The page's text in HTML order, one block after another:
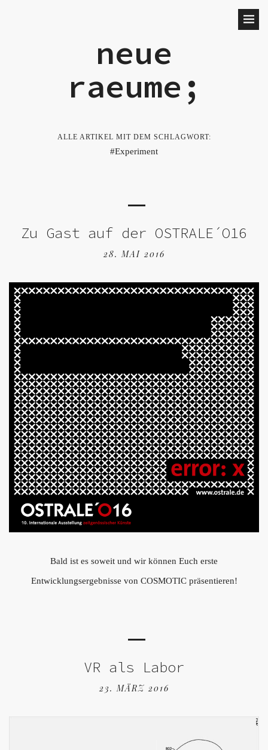
neue
raeume;
ALLE ARTIKEL MIT DEM SCHLAGWORT:
Experiment
Zu Gast auf der OSTRALE´O16
28. MAI 2016
Bald ist es soweit und wir können Euch erste
Entwicklungsergebnisse von COSMOTIC präsentieren!
VR als Labor
23. MÄRZ 2016